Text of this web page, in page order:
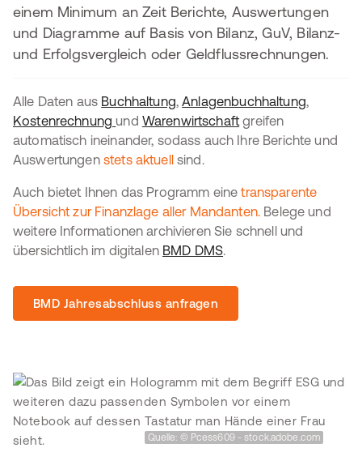
einem Minimum an Zeit Berichte, Auswertungen
und Diagramme auf Basis von Bilanz, GuV, Bilanz-
und Erfolgsvergleich oder Geldflussrechnungen.
Alle Daten aus Buchhaltung,Anlagenbuchhaltung,
Kostenrechnungund Warenwirtschaft greifen
automatisch ineinander, sodass auch Ihre Berichte und
Auswertungen stets aktuellsind.
Auch bietet Ihnen das Programm einetransparente
Übersicht zur Finanzlage aller Mandanten. Belege und
weitere Informationen archivieren Sie schnell und
übersichtlich im digitalen BMD DMS.
BMD Jahresabschluss anfragen
Quelle: © Pcess609 - stock.adobe.com